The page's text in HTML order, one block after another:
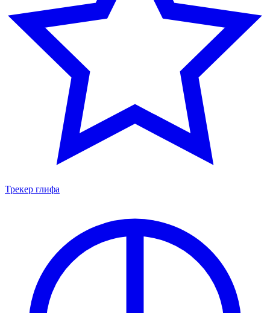
Трекер глифа